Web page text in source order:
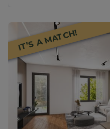
IT’S A MATCH!